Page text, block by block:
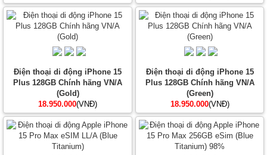
Điện thoại di động iPhone 15
Plus 128GB Chính hãng VN/A
(Gold)
18.950.000(VNĐ)
Điện thoại di động iPhone 15
Plus 128GB Chính hãng VN/A
(Green)
18.950.000(VNĐ)